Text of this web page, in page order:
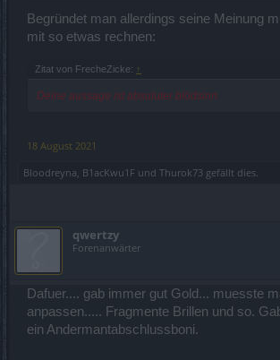
Begründet man allerdings seine Meinung
mit so etwas rechnen:
Zitat von FrecheZicke: ↑
Deine aussage ist absuluter blödsinn.
18 August 2021
Bloodreyna B1acKwu1F und Thurok73 gefällt dies.
qwertzy
Forenanwärter
Dafuer.... gab immer gut Gold... muesste
anpassen..... Fragmente Brillen und so.
ein Andermantabschlussboni.